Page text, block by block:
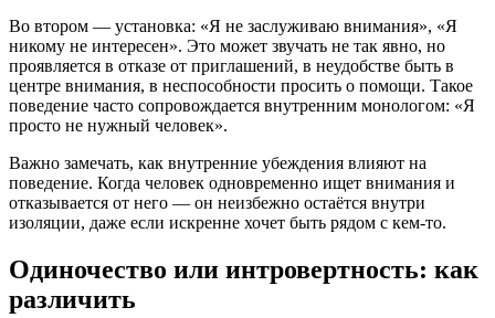
Во втором — установка: «Я не заслуживаю внимания», «Я
никому не интересен». Это может звучать не так явно, но
проявляется в отказе от приглашений, в неудобстве быть в
центре внимания, в неспособности просить о помощи. Такое
поведение часто сопровождается внутренним монологом: «Я
просто не нужный человек».
Важно замечать, как внутренние убеждения влияют на
поведение. Когда человек одновременно ищет внимания и
отказывается от него — он неизбежно остаётся внутри
изоляции, даже если искренне хочет быть рядом с кем-то.
Одиночество или интровертность: как
различить